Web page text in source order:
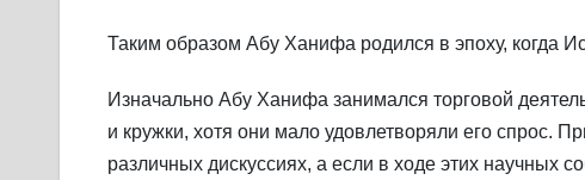
Таким образом Абу Ханифа родился в эпоху, когда
Изначально Абу Ханифа занимался торговой
и кружки, хотя они мало удовлетворяли его спрос.
различных дискуссиях, а если в ходе этих научных